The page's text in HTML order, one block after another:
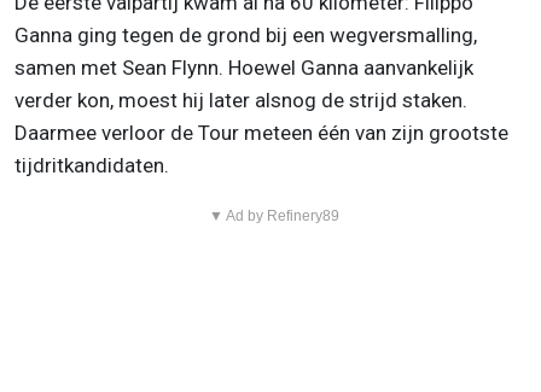
Ganna ging tegen de grond bij een wegversmalling,
samen met Sean Flynn. Hoewel Ganna aanvankelijk
verder kon, moest hij later alsnog de strijd staken.
Daarmee verloor de Tour meteen één van zijn grootste
tijdritkandidaten.
▼ Ad by Refinery89